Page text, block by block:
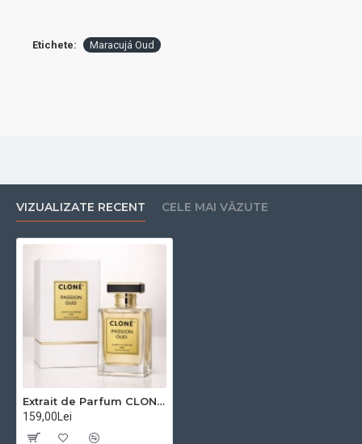
Etichete: Maracujá Oud
VIZUALIZATE RECENT CELE MAI VĂZUTE
Extrait de Parfum CLONÉ™ – Passion Oud Unisex – 50 ml Inspirat din Maracujá Oud – Maison Crivelli
159,00Lei